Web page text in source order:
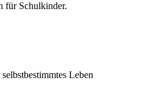
für Schulkinder.
Leben